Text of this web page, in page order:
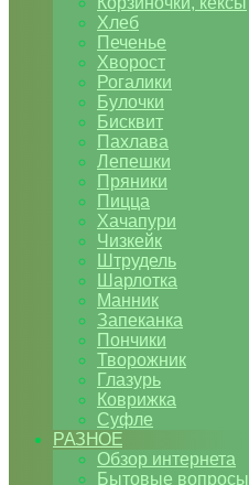
Хлеб
Печенье
Хворост
Рогалики
Булочки
Бисквит
Пахлава
Лепешки
Пряники
Пицца
Хачапури
Чизкейк
Штрудель
Шарлотка
Манник
Запеканка
Пончики
Творожник
Глазурь
Коврижка
Суфле
РАЗНОЕ
Обзор интернета
Бытовые вопросы